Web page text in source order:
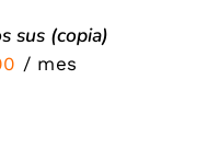
sus (copia)
El
/ mes